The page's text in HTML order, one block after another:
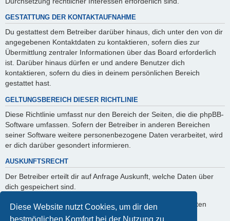
Diese Website nutzt Cookies, um dir den
bestmöglichen Komfort bei der Nutzung zu
GESTATTUNG DER KONTAKTAUFNAHME
Du gestattest dem Betreiber darüber hinaus, dich unter den von dir
angegebenen Kontaktdaten zu kontaktieren, sofern dies zur
Übermittlung zentraler Informationen über das Board erforderlich
ist. Darüber hinaus dürfen er und andere Benutzer dich
kontaktieren, sofern du dies in deinem persönlichen Bereich
gestattet hast.
GELTUNGSBEREICH DIESER RICHTLINIE
Diese Richtlinie umfasst nur den Bereich der Seiten, die die phpBB-
Software umfassen. Sofern der Betreiber in anderen Bereichen
seiner Software weitere personenbezogene Daten verarbeitet, wird
er dich darüber gesondert informieren.
AUSKUNFTSRECHT
Der Betreiber erteilt dir auf Anfrage Auskunft, welche Daten über
dich gespeichert sind.
Du kannst jederzeit die Löschung bzw. Sperrung deiner Daten
verlangen. Kontaktiere hierzu bitte den Betreiber.